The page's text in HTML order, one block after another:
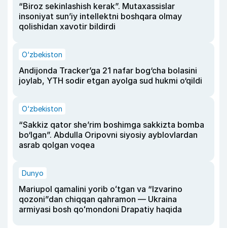
“Biroz sekinlashish kerak”. Mutaxassislar
insoniyat sun’iy intellektni boshqara olmay
qolishidan xavotir bildirdi
O‘zbekiston
Andijonda Tracker’ga 21 nafar bog‘cha bolasini
joylab, YTH sodir etgan ayolga sud hukmi o‘qildi
O‘zbekiston
“Sakkiz qator she’rim boshimga sakkizta bomba
bo‘lgan”. Abdulla Oripovni siyosiy ayblovlardan
asrab qolgan voqea
Dunyo
Mariupol qamalini yorib oʻtgan va “Izvarino
qozoni”dan chiqqan qahramon — Ukraina
armiyasi bosh qoʻmondoni Drapatiy haqida